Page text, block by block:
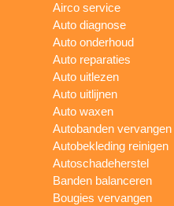
Airco service
Auto diagnose
Auto onderhoud
Auto reparaties
Auto uitlezen
Auto uitlijnen
Auto waxen
Autobanden vervangen
Autobekleding reinigen
Autoschadeherstel
Banden balanceren
Bougies vervangen